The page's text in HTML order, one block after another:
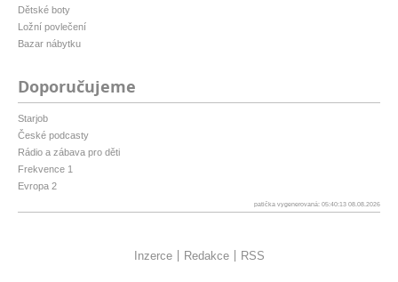
Dětské boty
Ložní povlečení
Bazar nábytku
Doporučujeme
Starjob
České podcasty
Rádio a zábava pro děti
Frekvence 1
Evropa 2
patička vygenerovaná: 05:40:13 08.08.2026
Inzerce Redakce RSS